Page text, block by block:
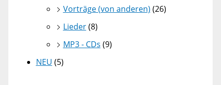
Vorträge (von anderen) (26)
Lieder(8)
MP3 - CDs (9)
NEU (5)